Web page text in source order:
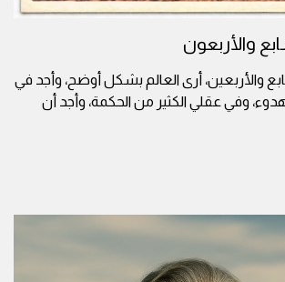
والأربعون
والأربعين، أرى العالم بشكل أوضح، وأجد في
وفي عقلي الكثير من الحكمة، وأجد أن